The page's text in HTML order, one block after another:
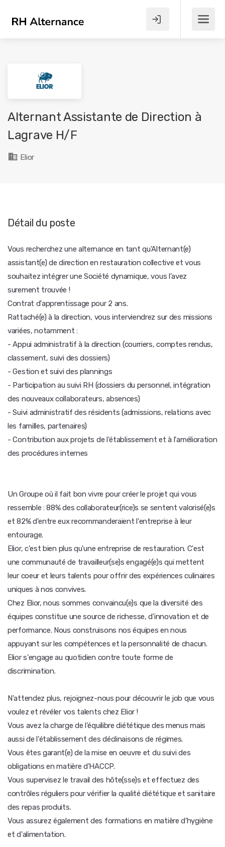
Alternant Assistante de Direction à
Lagrave H/F
Elior
Détail du poste
Vous recherchez une alternance en tant qu'Alternant(e)
assistant(e) de direction en restauration collective et vous
souhaitez intégrer une Société dynamique, vous l'avez
surement trouvée !
Contrat d'apprentissage pour 2 ans.
Rattaché(e) à la direction, vous interviendrez sur des missions
variées, notamment :
- Appui administratif à la direction (courriers, comptes rendus,
classement, suivi des dossiers)
- Gestion et suivi des plannings
- Participation au suivi RH (dossiers du personnel, intégration
des nouveaux collaborateurs, absences)
- Suivi administratif des résidents (admissions, relations avec
les familles, partenaires)
- Contribution aux projets de l'établissement et à l'amélioration
des procédures internes
Un Groupe où il fait bon vivre pour créer le projet qui vous
ressemble : 88% des collaborateur(rice)s se sentent valorisé(e)s
et 82% d'entre eux recommanderaient l'entreprise à leur
entourage.
Elior, c'est bien plus qu'une entreprise de restauration. C'est
une communauté de travailleur(se)s engagé(e)s qui mettent
leur coeur et leurs talents pour offrir des expériences culinaires
uniques à nos convives.
Chez Elior, nous sommes convaincu(e)s que la diversité des
équipes constitue une source de richesse, d'innovation et de
performance. Nous construisons nos équipes en nous
appuyant sur les compétences et la personnalité de chacun.
Elior s'engage au quotidien contre toute forme de
discrimination.
N'attendez plus, rejoignez-nous pour découvrir le job que vous
voulez et révéler vos talents chez Elior !
Vous avez la charge de l'équilibre diététique des menus mais
aussi de l'établissement des déclinaisons de régimes.
Vous êtes garant(e) de la mise en oeuvre et du suivi des
obligations en matière d'HACCP.
Vous supervisez le travail des hôte(sse)s et effectuez des
contrôles réguliers pour vérifier la qualité diététique et sanitaire
des repas produits.
Vous assurez également des formations en matière d'hygiène
et d'alimentation.